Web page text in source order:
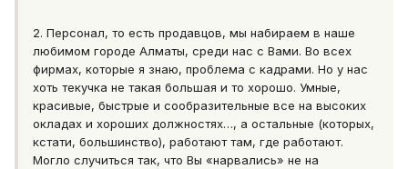
2. Персонал, то есть продавцов, мы набираем в наше
любимом городе Алматы, среди нас с Вами. Во всех
фирмах, которые я знаю, проблема с кадрами. Но у нас
хоть текучка не такая большая и то хорошо. Умные,
красивые, быстрые и сообразительные все на высоких
окладах и хороших должностях…, а остальные (которых,
кстати, большинство), работают там, где работают.
Могло случиться так, что Вы «нарвались» не на